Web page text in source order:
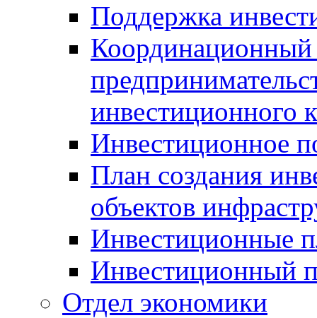
Поддержка
Координационный
инвестиционного
Инвестиционное
План создания
объектов
Инвестиционные
Инвестиционный
Отдел экономики